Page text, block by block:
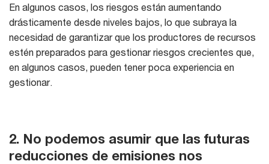
En algunos casos, los riesgos están aumentando
drásticamente desde niveles bajos, lo que subraya la
necesidad de garantizar que los productores de recursos
estén preparados para gestionar riesgos crecientes que,
en algunos casos, pueden tener poca experiencia en
gestionar.
2. No podemos asumir que las futuras
reducciones de emisiones nos